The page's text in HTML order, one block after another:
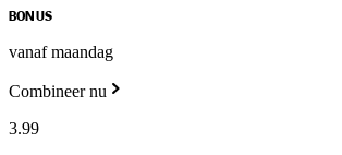
BONUS
vanaf maandag
Combineer nu
3.99